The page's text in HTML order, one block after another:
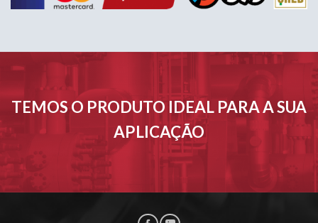
TEMOS O PRODUTO IDEAL PARA A SUA
APLICAÇÃO